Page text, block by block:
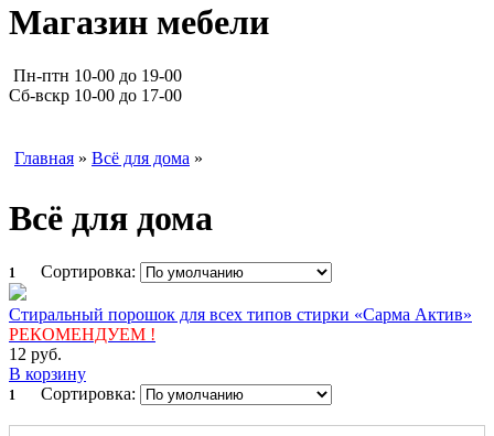
Магазин мебели
Пн-птн 10-00 до 19-00
Сб-вскр 10-00 до 17-00
Главная » Всё для дома »
Всё для дома
1 Сортировка:
Стиральный порошок для всех типов стирки «Сарма Актив»
РЕКОМЕНДУЕМ !
12 руб.
В корзину
1 Сортировка: